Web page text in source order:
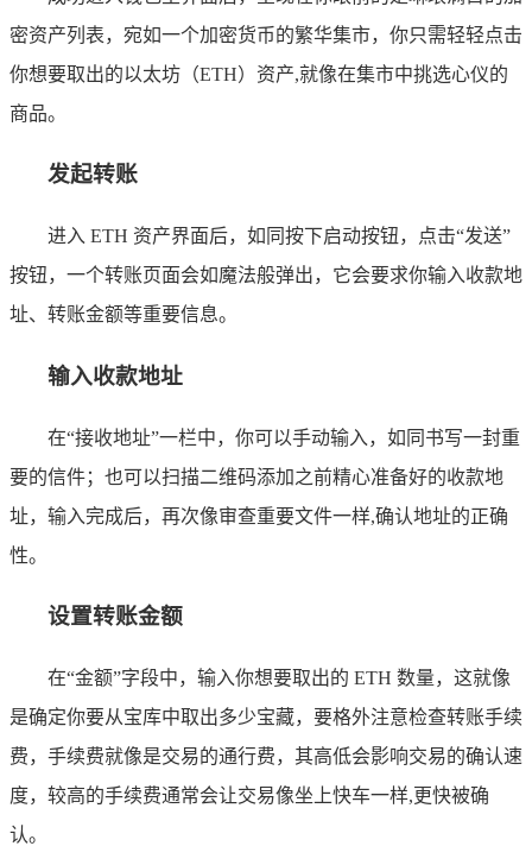
密资产列表，宛如一个加密货币的繁华集市，你只需轻轻点击
你想要取出的以太坊（ETH）资产,就像在集市中挑选心仪的
商品。
发起转账
进入 ETH 资产界面后，如同按下启动按钮，点击“发送”
按钮，一个转账页面会如魔法般弹出，它会要求你输入收款地
址、转账金额等重要信息。
输入收款地址
在“接收地址”一栏中，你可以手动输入，如同书写一封重
要的信件；也可以扫描二维码添加之前精心准备好的收款地
址，输入完成后，再次像审查重要文件一样,确认地址的正确
性。
设置转账金额
在“金额”字段中，输入你想要取出的 ETH 数量，这就像
是确定你要从宝库中取出多少宝藏，要格外注意检查转账手续
费，手续费就像是交易的通行费，其高低会影响交易的确认速
度，较高的手续费通常会让交易像坐上快车一样,更快被确
认。